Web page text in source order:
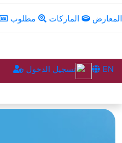
المعارض الماركات مطلوب
تسجيل الدخول EN